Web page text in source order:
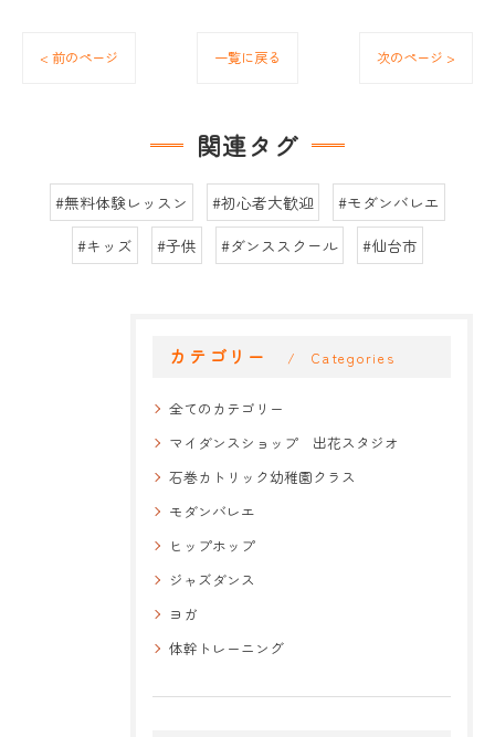
< 前のページ 一覧に戻る 次のページ >
関連タグ
#無料体験レッスン #初心者大歓迎
#モダンバレエ
#キッズ
#子供 #ダンススクール #仙台市
カテゴリー Categories
全てのカテゴリー
マイダンスショップ 出花スタジオ
石巻カトリック幼稚園クラス
モダンバレエ
ヒップホップ
ジャズダンス
ヨガ
体幹トレーニング